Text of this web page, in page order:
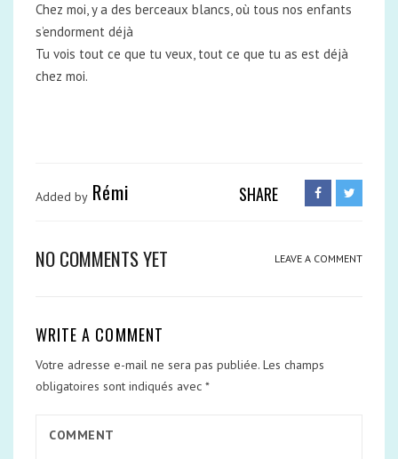
Chez moi, y a des berceaux blancs, où tous nos enfants
s’endorment déjà
Tu vois tout ce que tu veux, tout ce que tu as est déjà
chez moi.
Added by Rémi SHARE
NO COMMENTS YET LEAVE A COMMENT
WRITE A COMMENT
Votre adresse e-mail ne sera pas publiée. Les champs
obligatoires sont indiqués avec *